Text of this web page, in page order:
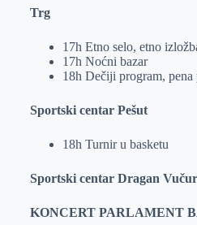
Trg
17h Etno selo, etno
17h Noćni bazar
18h Dečiji program, pena
Sportski centar Pešut
18h Turnir u basketu
Sportski centar Dragan
KONCERT PARLAMENT